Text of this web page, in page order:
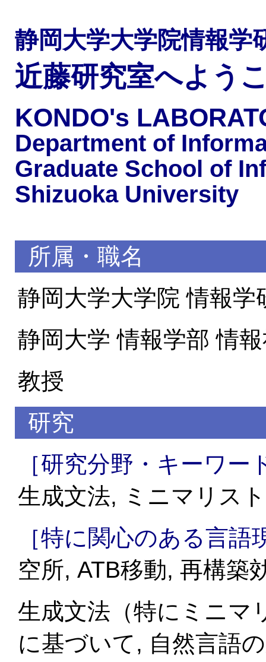
静岡大学大学院情報学
近藤研究室へよう
KONDO's
Department of
Graduate School of
Shizuoka University
所属・職名
静岡大学大学院 情報学
静岡大学 情報学部 情
教授
研究
［研究分野・キーワー
生成文法, ミニマリス
［特に関心のある言語
空所, ATB移動, 再構築
生成文法（特にミニマ
に基づいて, 自然言語